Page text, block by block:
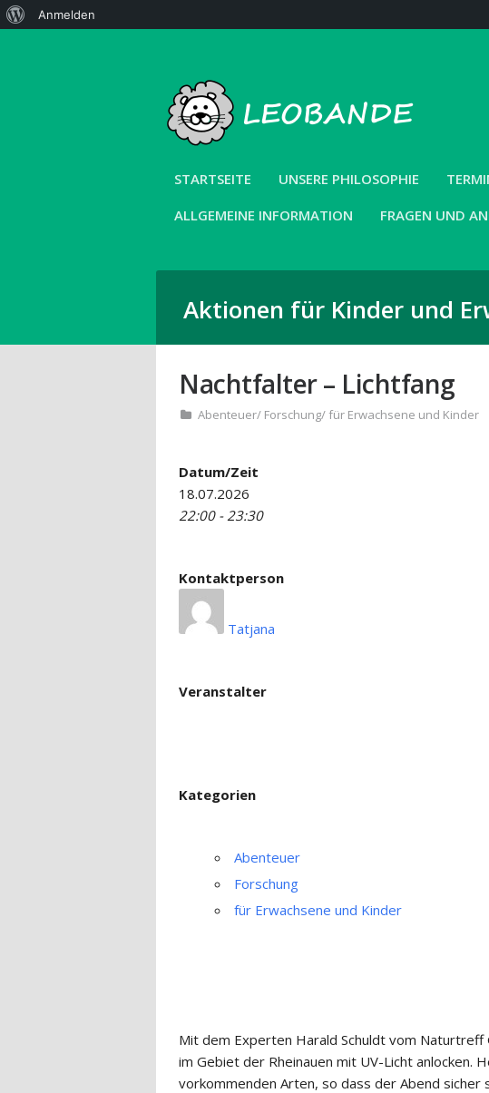
STARTSEITE UNSERE PHILOSOPHIE
ALLGEMEINE INFORMATION
FRAGEN UND
Aktionen für Kinder und
Nachtfalter – Lichtfang
Abenteuer/ Forschung/ für Erwachsene und Kinder
Datum/Zeit
18.07.2026
22:00 - 23:30
Kontaktperson
Tatjana
Veranstalter
Kategorien
Abenteuer
Forschung
für Erwachsene und Kinder
Mit dem Experten Harald Schuldt vom
im Gebiet der Rheinauen mit UV-Licht anlocken.
vorkommenden Arten, so dass der Abend
Über
Anmelden